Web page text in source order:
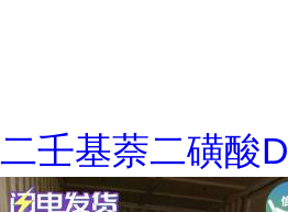
二壬基萘二磺酸